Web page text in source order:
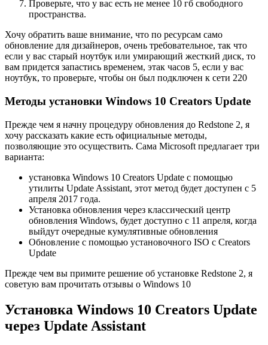
Проверьте, что у вас есть не менее 10 гб свободного
пространства.
Хочу обратить ваше внимание, что по ресурсам само
обновление для дизайнеров, очень требовательное, так что
если у вас старый ноутбук или умирающий жесткий диск, то
вам придется запастись временем, этак часов 5, если у вас
ноутбук, то проверьте, чтобы он был подключен к сети 220
Методы установки Windows 10 Creators Update
Прежде чем я начну процедуру обновления до Redstone 2, я
хочу рассказать какие есть официальные методы,
позволяющие это осуществить. Сама Microsoft предлагает три
варианта:
установка Windows 10 Creators Update с помощью
утилиты Update Assistant, этот метод будет доступен с 5
апреля 2017 года.
Установка обновления через классический центр
обновления Windows, будет доступно с 11 апреля, когда
выйдут очередные кумулятивные обновления
Обновление с помощью установочного ISO с Creators
Update
Прежде чем вы примите решение об установке Redstone 2, я
советую вам прочитать отзывы о Windows 10
Установка Windows 10 Creators Update
через Update Assistant